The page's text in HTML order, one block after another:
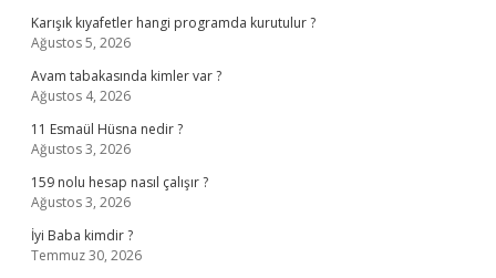
Karışık kıyafetler hangi programda kurutulur ?
Ağustos 5, 2026
Avam tabakasında kimler var ?
Ağustos 4, 2026
11 Esmaül Hüsna nedir ?
Ağustos 3, 2026
159 nolu hesap nasıl çalışır ?
Ağustos 3, 2026
İyi Baba kimdir ?
Temmuz 30, 2026